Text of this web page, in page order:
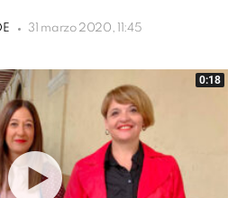
31 marzo 2020, 11:45
0:18